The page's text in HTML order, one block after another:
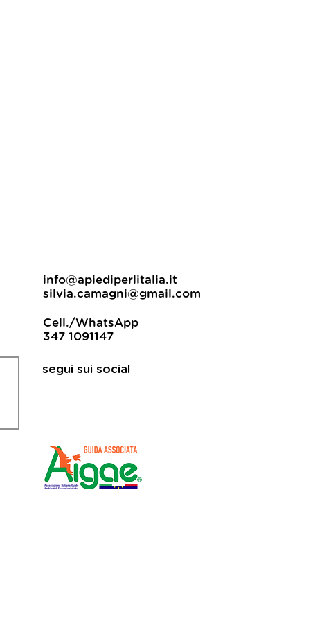
info@apiediperlitalia.it
silvia.camagni@gmail.com
Cell./WhatsApp
347 1091147
segui sui social